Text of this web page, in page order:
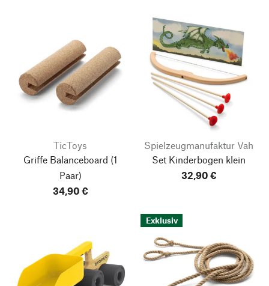
TicToys
Griffe Balanceboard (1
Paar)
34,90 €
Spielzeugmanufaktur Vah
Set Kinderbogen klein
32,90 €
Exklusiv